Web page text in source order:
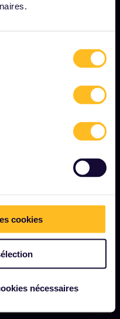
cookies
nécessaires